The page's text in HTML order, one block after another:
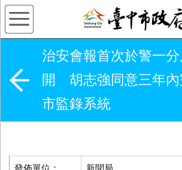
治安會報首次於警一分
開 胡志強同意三年內
市監錄系統
發佈單位： 新聞局